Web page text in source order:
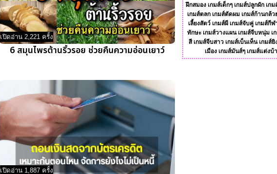
เปิดอ่าน 2,221 ครั้ง
6 สมุนไพรต้านริ้วรอย ช่วยคืนความอ่อนเยาว์
เปิดอ่าน 1,887 ครั้ง
ฝึกสมอง เกมส์เด็กๆ เกมส์ปลูกผัก เก
เกมส์ตลก เกมส์ตัดผม เกมส์ก้านกล้ว
เลี้ยงสัตว์ เกมส์ผี เกมส์จับคู่ เกมส์กีฬ
ทักษะ เกมส์วางแผน เกมส์จีบหนุ่ม เ
สี เกมส์จีบสาว เกมส์เบ็นเท็น เกมส์ยิ
เมือง เกมส์มันส์ๆ เกมส์แต่งบ้